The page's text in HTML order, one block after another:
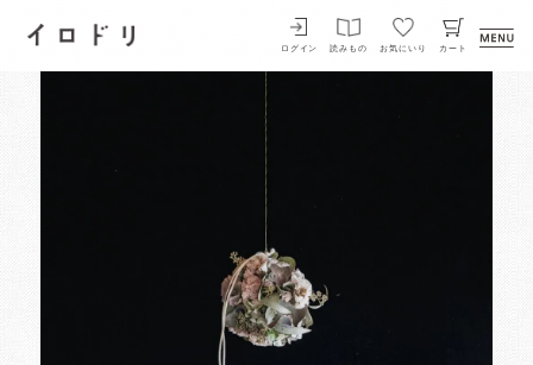
イロドリ
ログイン 読みもの お気にいり カート